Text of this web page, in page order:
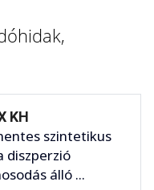
KH
szintetikus
diszperzió
álló ...